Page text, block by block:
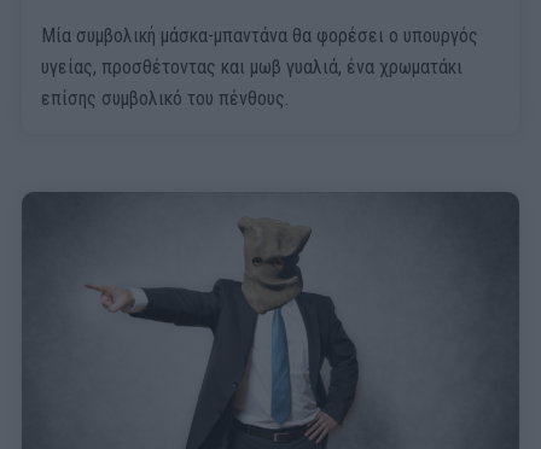
Μία συμβολική μάσκα-μπαντάνα θα φορέσει ο υπουργός
υγείας, προσθέτοντας και μωβ γυαλιά, ένα χρωματάκι
επίσης συμβολικό του πένθους.